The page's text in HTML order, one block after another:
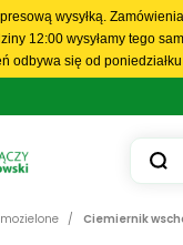
wysyłką.
12:00 wysyłamy tego
odbywa się od
Ciemiernik